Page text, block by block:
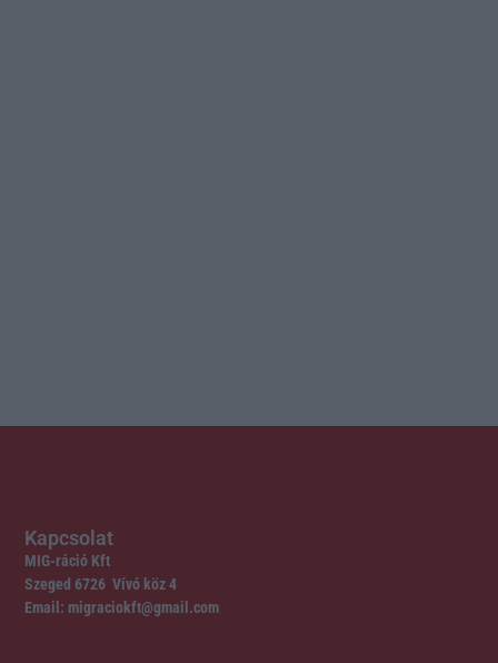
Kapcsolat
MIG-ráció Kft
Szeged 6726 Vívó köz 4
Email: migraciokft@gmail.com